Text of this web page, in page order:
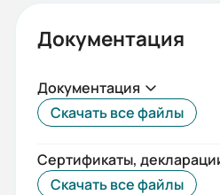
Документация
Документация
Скачать все файлы
Сертификаты,
Скачать все файлы